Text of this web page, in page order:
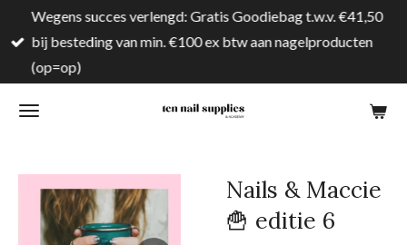
direct
naar
hoofdinhoud
Wegens succes verlengd: Gratis Goodiebag t.w.v. €41,50
bij besteding van min. €100 ex btw aan nagelproducten
(op=op)
Nails & Maccie
🍟 editie 6